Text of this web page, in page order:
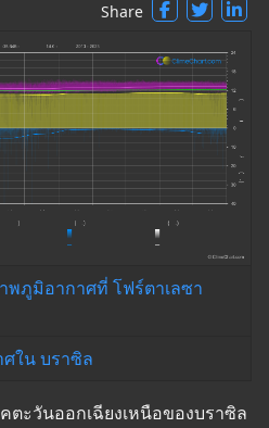
Share
พภูมิอากาศที่ โฟร์ตาเลซา
ใน บราซิล
ตะวันออกเฉียงเหนือของบราซิล